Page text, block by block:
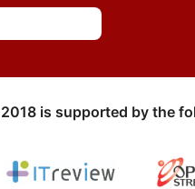
is supported by the